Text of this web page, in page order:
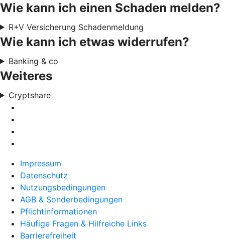
Wie kann ich einen Schaden melden?
R+V Versicherung Schadenmeldung
Wie kann ich etwas widerrufen?
Banking & co
Weiteres
Cryptshare
Impressum
Datenschutz
Nutzungsbedingungen
AGB & Sonderbedingungen
Pflichtinformationen
Häufige Fragen & Hilfreiche Links
Barrierefreiheit